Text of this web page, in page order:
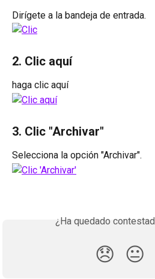
Dirígete a la bandeja de entrada.
2. Clic aquí
haga clic aquí
3. Clic "Archivar"
Selecciona la opción "Archivar".
¿Ha quedado
😞 😐